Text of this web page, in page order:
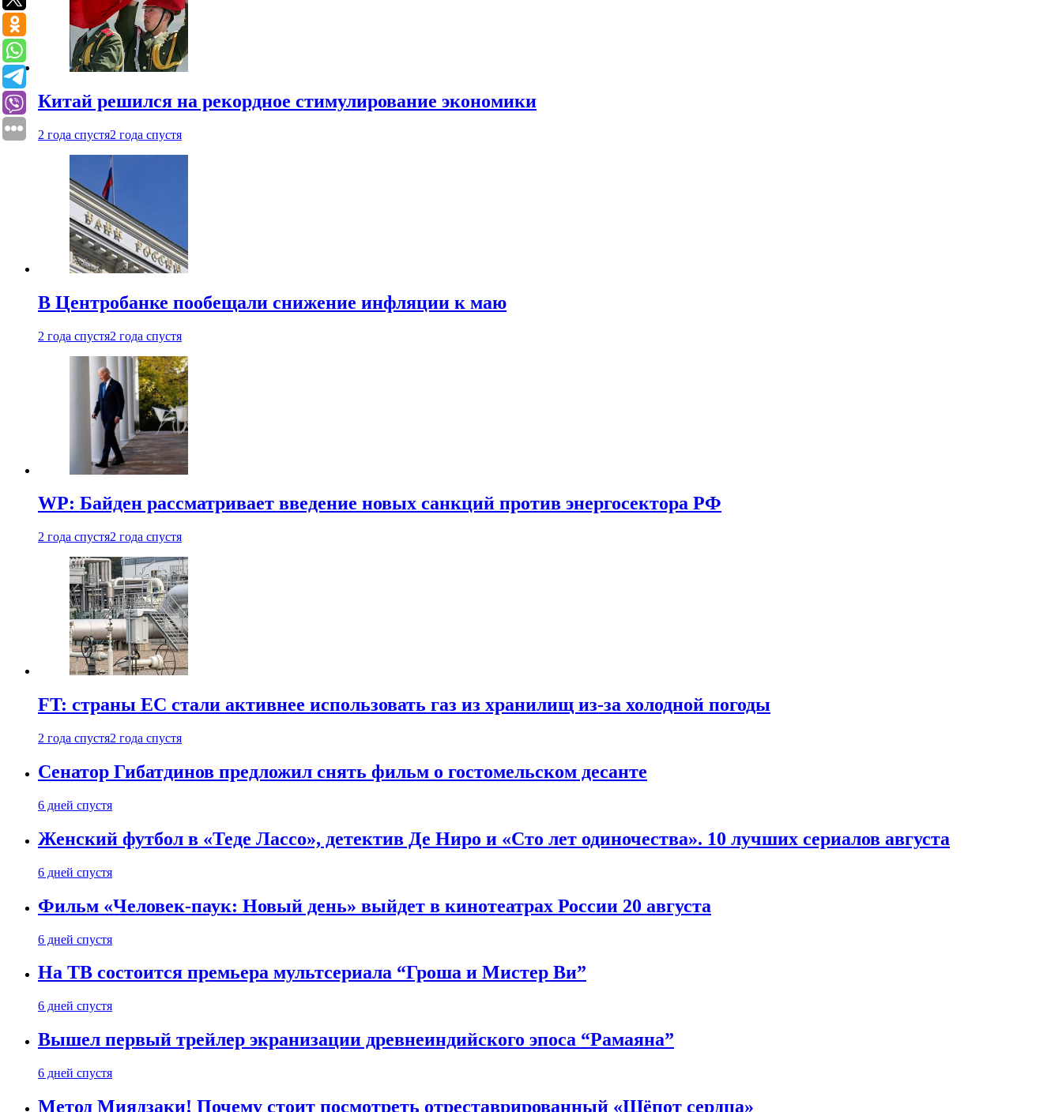
Китай решился на рекордное стимулирование экономики
2 года спустя2 года спустя
В Центробанке пообещали снижение инфляции к маю
2 года спустя2 года спустя
WP: Байден рассматривает введение новых санкций против энергосектора РФ
2 года спустя2 года спустя
FT: страны ЕС стали активнее использовать газ из хранилищ из-за холодной погоды
2 года спустя2 года спустя
Сенатор Гибатдинов предложил снять фильм о гостомельском десанте
6 дней спустя
Женский футбол в «Теде Лассо», детектив Де Ниро и «Сто лет одиночества». 10 лучших сериалов августа
6 дней спустя
Фильм «Человек-паук: Новый день» выйдет в кинотеатрах России 20 августа
6 дней спустя
На ТВ состоится премьера мультсериала “Гроша и Мистер Ви”
6 дней спустя
Вышел первый трейлер экранизации древнеиндийского эпоса “Рамаяна”
6 дней спустя
Метод Миядзаки! Почему стоит посмотреть отреставрированный «Шёпот сердца»